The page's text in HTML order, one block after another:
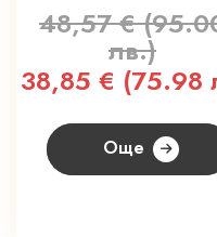
48,57€
лв.)
Original
price
was:
48,57 €
(95.00
38,85 € (75.98
Още